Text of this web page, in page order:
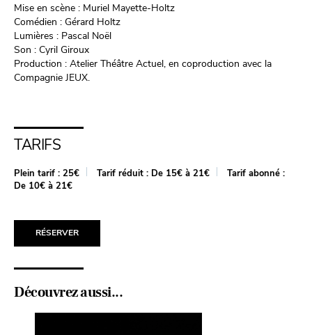
Mise en scène : Muriel Mayette-Holtz
Comédien : Gérard Holtz
Lumières : Pascal Noël
Son : Cyril Giroux
Production : Atelier Théâtre Actuel, en coproduction avec la
Compagnie JEUX.
TARIFS
Plein tarif : 25€ Tarif réduit : De 15€ à 21€
Tarif abonné :
De 10€ à 21€
RÉSERVER
Découvrez aussi...